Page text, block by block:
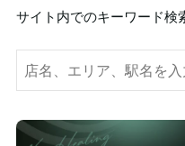
サイト内でのキーワード検
検
索